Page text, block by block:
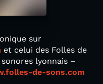
sur
et celui des Folles de
lyonnais –
de-sons.com